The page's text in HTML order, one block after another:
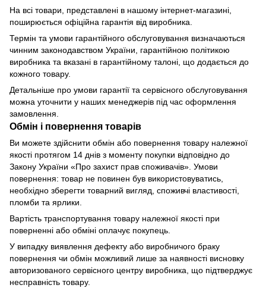
На всі товари, представлені в нашому інтернет-магазині,
поширюється офіційна гарантія від виробника.
Термін та умови гарантійного обслуговування визначаються
чинним законодавством України, гарантійною політикою
виробника та вказані в гарантійному талоні, що додається до
кожного товару.
Детальніше про умови гарантії та сервісного обслуговування
можна уточнити у наших менеджерів під час оформлення
замовлення.
Обмін і повернення товарів
Ви можете здійснити обмін або повернення товару належної
якості протягом 14 днів з моменту покупки відповідно до
Закону України «Про захист прав споживачів». Умови
повернення: товар не повинен був використовуватись,
необхідно зберегти товарний вигляд, споживчі властивості,
пломби та ярлики.
Вартість транспортування товару належної якості при
поверненні або обміні оплачує покупець.
У випадку виявлення дефекту або виробничого браку
повернення чи обмін можливий лише за наявності висновку
авторизованого сервісного центру виробника, що підтверджує
несправність товару.